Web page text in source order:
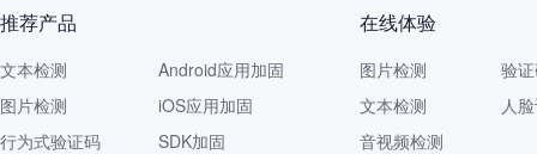
推荐产品
文本检测
图片检测
行为式验证码
Android应用加固
iOS应用加固
SDK加固
在线体验
图片检测
文本检测
音视频检测
验
人